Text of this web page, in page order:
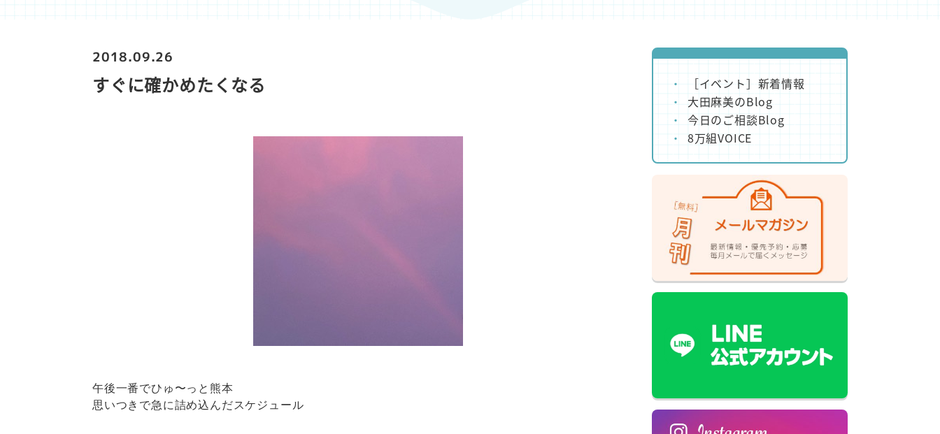
2018.09.26
すぐに確かめたくなる
午後一番でひゅ〜っと熊本
思いつきで急に詰め込んだスケジュール
［イベント］新着情報
大田麻美のBlog
今日のご相談Blog
8万組VOICE